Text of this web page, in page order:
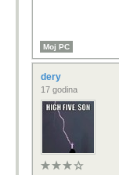
Moj PC
dery
17 godina